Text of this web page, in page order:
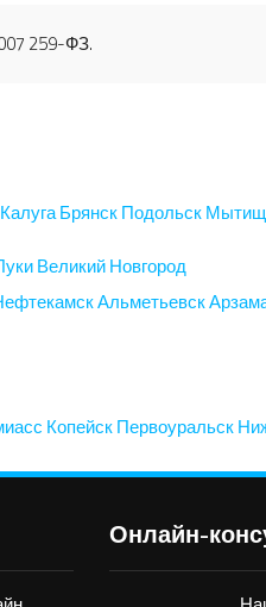
259-ФЗ.
КалугаБрянскПодольск
Великий Новгород
Альметьевск
КопейскПервоуральск
Онлайн-